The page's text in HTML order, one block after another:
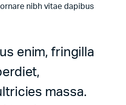
nibh vitae dapibus
enim, fringilla
massa.